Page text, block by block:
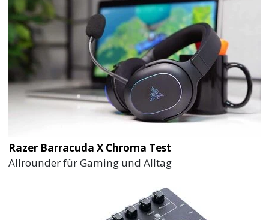
Razer Barracuda X Chroma Test
Allrounder für Gaming und Alltag